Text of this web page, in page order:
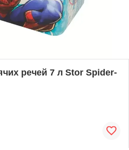
речей 7 л Stor Spider-